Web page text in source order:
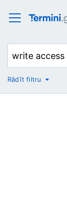
No
Rādīt filtru